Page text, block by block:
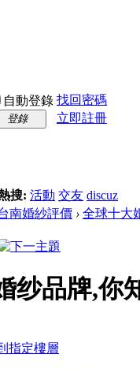
自動登錄 找回密碼
登錄
立即註冊
搜: 活動 交友 discuz
南婚紗評價 › 全球十大
纱品牌,你